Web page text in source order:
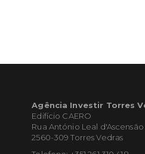
Agência Investir Torres
Edifício CAERO
Rua António Leal d'Ascensão
2560-309 Torres Vedras